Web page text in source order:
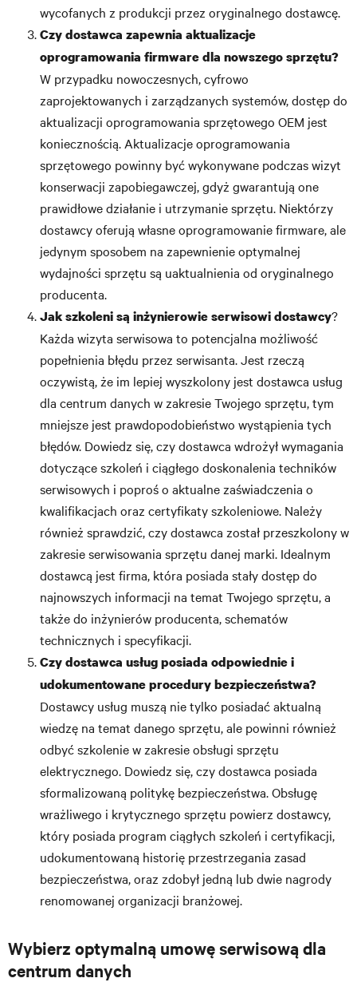
wycofanych z produkcji przez oryginalnego dostawcę.
Czy dostawca zapewnia aktualizacje
oprogramowania firmware dla nowszego sprzętu?
W przypadku nowoczesnych, cyfrowo
zaprojektowanych i zarządzanych systemów, dostęp do
aktualizacji oprogramowania sprzętowego OEM jest
koniecznością. Aktualizacje oprogramowania
sprzętowego powinny być wykonywane podczas wizyt
konserwacji zapobiegawczej, gdyż gwarantują one
prawidłowe działanie i utrzymanie sprzętu. Niektórzy
dostawcy oferują własne oprogramowanie firmware, ale
jedynym sposobem na zapewnienie optymalnej
wydajności sprzętu są uaktualnienia od oryginalnego
producenta.
Jak szkoleni są inżynierowie serwisowi dostawcy?
Każda wizyta serwisowa to potencjalna możliwość
popełnienia błędu przez serwisanta. Jest rzeczą
oczywistą, że im lepiej wyszkolony jest dostawca usług
dla centrum danych w zakresie Twojego sprzętu, tym
mniejsze jest prawdopodobieństwo wystąpienia tych
błędów. Dowiedz się, czy dostawca wdrożył wymagania
dotyczące szkoleń i ciągłego doskonalenia techników
serwisowych i poproś o aktualne zaświadczenia o
kwalifikacjach oraz certyfikaty szkoleniowe. Należy
również sprawdzić, czy dostawca został przeszkolony w
zakresie serwisowania sprzętu danej marki. Idealnym
dostawcą jest firma, która posiada stały dostęp do
najnowszych informacji na temat Twojego sprzętu, a
także do inżynierów producenta, schematów
technicznych i specyfikacji.
Czy dostawca usług posiada odpowiednie i
udokumentowane procedury bezpieczeństwa?
Dostawcy usług muszą nie tylko posiadać aktualną
wiedzę na temat danego sprzętu, ale powinni również
odbyć szkolenie w zakresie obsługi sprzętu
elektrycznego. Dowiedz się, czy dostawca posiada
sformalizowaną politykę bezpieczeństwa. Obsługę
wrażliwego i krytycznego sprzętu powierz dostawcy,
który posiada program ciągłych szkoleń i certyfikacji,
udokumentowaną historię przestrzegania zasad
bezpieczeństwa, oraz zdobył jedną lub dwie nagrody
renomowanej organizacji branżowej.
Wybierz optymalną umowę serwisową dla
centrum danych